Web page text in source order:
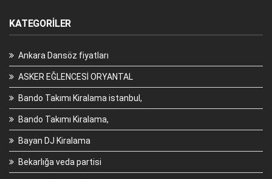
KATEGORILER
Ankara Dansöz fiyatları
ASKER EĞLENCESİ ORYANTAL
Bando Takımı Kiralama istanbul,
Bando Takımı Kiralama,
Bayan DJ Kiralama
Bekarlığa veda partisi